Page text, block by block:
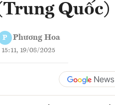
Quốc)
P Phương Hoa
15:11, 19/08/2025